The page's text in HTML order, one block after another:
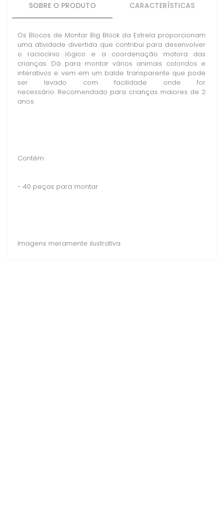
SOBRE O PRODUTO CARACTERÍSTICAS
Os Blocos de Montar Big Block da Estrela proporcionam
uma atividade divertida que contribui para desenvolver
o raciocínio lógico e a coordenação motora das
crianças. Dá para montar vários animais coloridos e
interativos e vem em um balde transparente que pode
ser levado com facilidade onde for
necessário. Recomendado para crianças maiores de 2
anos.
Contém:
- 40 peças para montar
Imagens meramente ilustrativa.